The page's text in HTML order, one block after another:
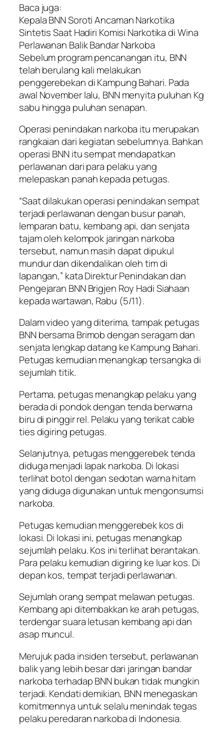
Baca juga:
Kepala BNN Soroti Ancaman Narkotika
Sintetis Saat Hadiri Komisi Narkotika di Wina
Perlawanan Balik Bandar Narkoba
Sebelum program pencanangan itu, BNN
telah berulang kali melakukan
penggerebekan di Kampung Bahari. Pada
awal November lalu, BNN menyita puluhan Kg
sabu hingga puluhan senapan.
Operasi penindakan narkoba itu merupakan
rangkaian dari kegiatan sebelumnya. Bahkan
operasi BNN itu sempat mendapatkan
perlawanan dari para pelaku yang
melepaskan panah kepada petugas.
“Saat dilakukan operasi penindakan sempat
terjadi perlawanan dengan busur panah,
lemparan batu, kembang api, dan senjata
tajam oleh kelompok jaringan narkoba
tersebut, namun masih dapat dipukul
mundur dan dikendalikan oleh tim di
lapangan,” kata Direktur Penindakan dan
Pengejaran BNN Brigjen Roy Hadi Siahaan
kepada wartawan, Rabu (5/11).
Dalam video yang diterima, tampak petugas
BNN bersama Brimob dengan seragam dan
senjata lengkap datang ke Kampung Bahari.
Petugas kemudian menangkap tersangka di
sejumlah titik.
Pertama, petugas menangkap pelaku yang
berada di pondok dengan tenda berwarna
biru di pinggir rel. Pelaku yang terikat cable
ties digiring petugas.
Selanjutnya, petugas menggerebek tenda
diduga menjadi lapak narkoba. Di lokasi
terlihat botol dengan sedotan warna hitam
yang diduga digunakan untuk mengonsumsi
narkoba.
Petugas kemudian menggerebek kos di
lokasi. Di lokasi ini, petugas menangkap
sejumlah pelaku. Kos ini terlihat berantakan.
Para pelaku kemudian digiring ke luar kos. Di
depan kos, tempat terjadi perlawanan.
Sejumlah orang sempat melawan petugas.
Kembang api ditembakkan ke arah petugas,
terdengar suara letusan kembang api dan
asap muncul.
Merujuk pada insiden tersebut, perlawanan
balik yang lebih besar dari jaringan bandar
narkoba terhadap BNN bukan tidak mungkin
terjadi. Kendati demikian, BNN menegaskan
komitmennya untuk selalu menindak tegas
pelaku peredaran narkoba di Indonesia.